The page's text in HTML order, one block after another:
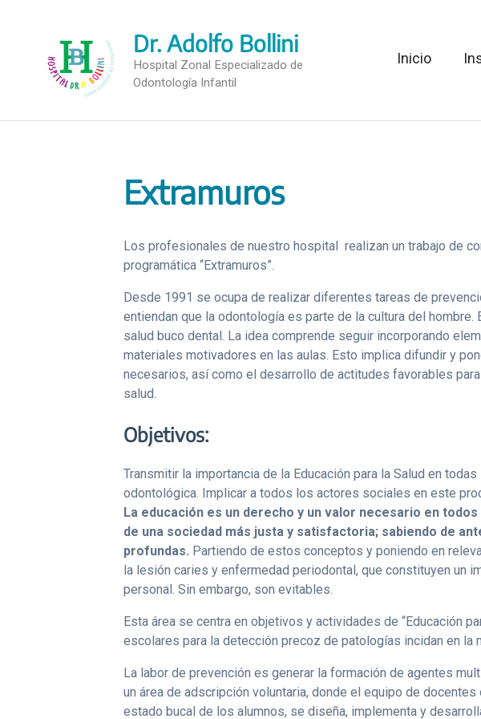
Dr. Adolfo Bollini
Hospital Zonal Especializado de
Odontología Infantil
Inicio
Extramuros
Los profesionales de nuestro hospital realizan un trabajo de
programática “Extramuros”.
Desde 1991 se ocupa de realizar diferentes tareas de
entiendan que la odontología es parte de la cultura del
salud buco dental. La idea comprende seguir incorporando
materiales motivadores en las aulas. Esto implica difundir y
necesarios, así como el desarrollo de actitudes favorables
salud.
Objetivos:
Transmitir la importancia de la Educación para la Salud en
odontológica. Implicar a todos los actores sociales en este
La educación es un derecho y un valor necesario en
de una sociedad más justa y satisfactoria; sabiendo de
profundas. Partiendo de estos conceptos y poniendo en
la lesión caries y enfermedad periodontal, que constituyen un
personal. Sin embargo, son evitables.
Esta área se centra en objetivos y actividades de “Educación
escolares para la detección precoz de patologías incidan en la
La labor de prevención es generar la formación de agentes
un área de adscripción voluntaria, donde el equipo de
estado bucal de los alumnos, se diseña, implementa y